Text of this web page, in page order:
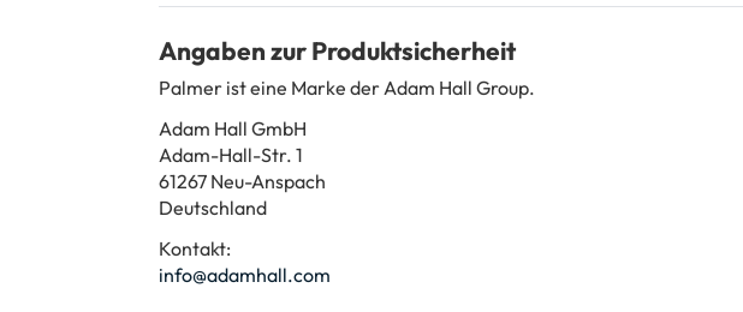
Angaben zur Produktsicherheit
Palmer ist eine Marke der Adam Hall Group.
Adam Hall GmbH
Adam-Hall-Str. 1
61267 Neu-Anspach
Deutschland
Kontakt:
info@adamhall.com